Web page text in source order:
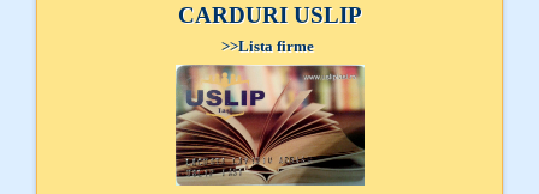
CARDURI USLIP
>>Lista firme